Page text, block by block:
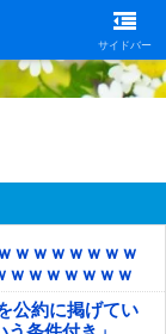
サイドバー
ｗｗｗｗｗｗｗ
ｗｗｗｗｗｗｗ
公約に掲げてい